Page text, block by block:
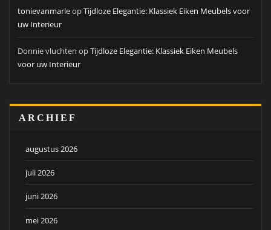
tonievanmarleopTijdloze Elegantie: Klassiek Eiken Meubels voor
uw Interieur
Donnie vluchten opTijdloze Elegantie: Klassiek Eiken Meubels
voor uw Interieur
ARCHIEF
augustus 2026
juli 2026
juni 2026
mei 2026